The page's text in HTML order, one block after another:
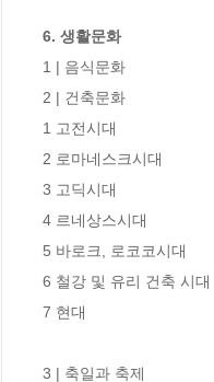
6. 생활문화
1 | 음식문화
2 | 건축문화
1 고전시대
2 로마네스크시대
3 고딕시대
4 르네상스시대
5 바로크, 로코코시대
6 철강 및 유리 건축 시대
7 현대
3 | 축일과 축제